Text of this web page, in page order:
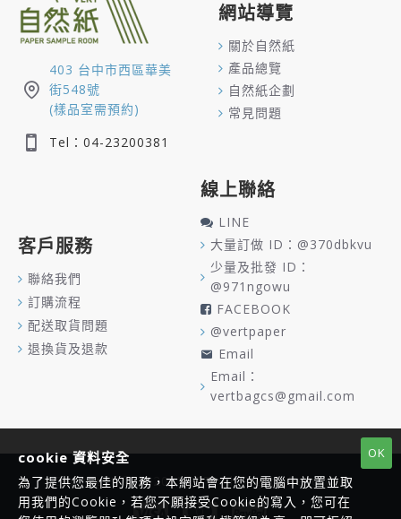
403 台中市西區華美
街548號
(樣品室需預約)
Tel：04-23200381
網站導覽
關於自然紙
產品總覽
自然紙企劃
常見問題
客戶服務
聯絡我們
訂購流程
配送取貨問題
退換貨及退款
線上聯絡
LINE
大量訂做 ID：@370dbkvu
少量及批發 ID：
@971ngowu
FACEBOOK
@vertpaper
Email
Email：
vertbagcs@gmail.com
Copyright © 2020, VERT, All Rights Reserved
OK
cookie 資料安全
為了提供您最佳的服務，本網站會在您的電腦中放置並取
用我們的Cookie，若您不願接受Cookie的寫入，您可在